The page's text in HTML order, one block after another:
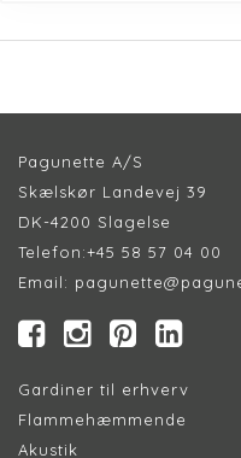
Pagunette A/S
Skælskør Landevej 39
DK-4200 Slagelse
Telefon:+45 58 57 04 00
Email:
Gardiner til erhverv
Flammehæmmende
Akustik